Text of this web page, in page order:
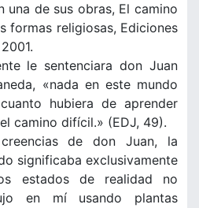
una de sus obras, El camino
formas religiosas, Ediciones
le sentenciara don Juan
«nada en este mundo
hubiera de aprender
camino difícil.» (EDJ, 49).
de don Juan, la
significaba exclusivamente
estados de realidad no
en mí usando plantas